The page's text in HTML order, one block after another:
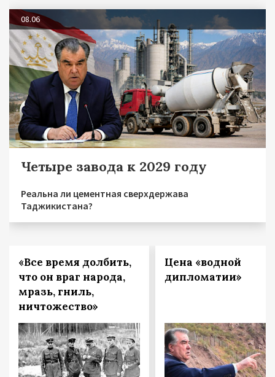
08.06
Четыре завода к 2029 году
Реальна ли цементная сверхдержава
Таджикистана?
«Все время долбить,
что он враг народа,
мразь, гниль,
ничтожество»
Цена «водной
дипломатии»